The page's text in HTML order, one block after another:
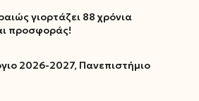
γιορτάζει 88 χρόνια
προσφοράς!
2026-2027, Πανεπιστήμιο